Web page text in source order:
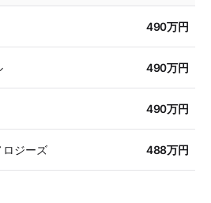
490万円
490万円
490万円
ロジーズ 488万円